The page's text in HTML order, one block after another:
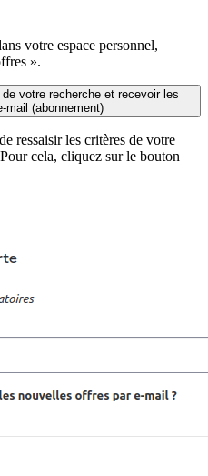
votre espace personnel,
».
votre recherche et recevoir les
mail (abonnement)
ressaisir les critères de votre
cela, cliquez sur le bouton